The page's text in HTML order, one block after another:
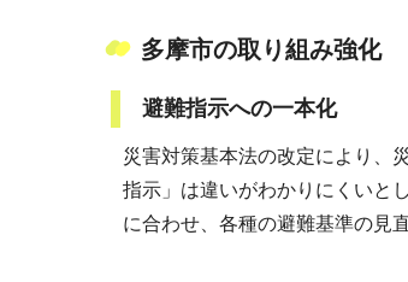
多摩市の取り組み強化
避難指示への一本化
災害対策基本法の改定により、
指示」は違いがわかりにくいと
に合わせ、各種の避難基準の見